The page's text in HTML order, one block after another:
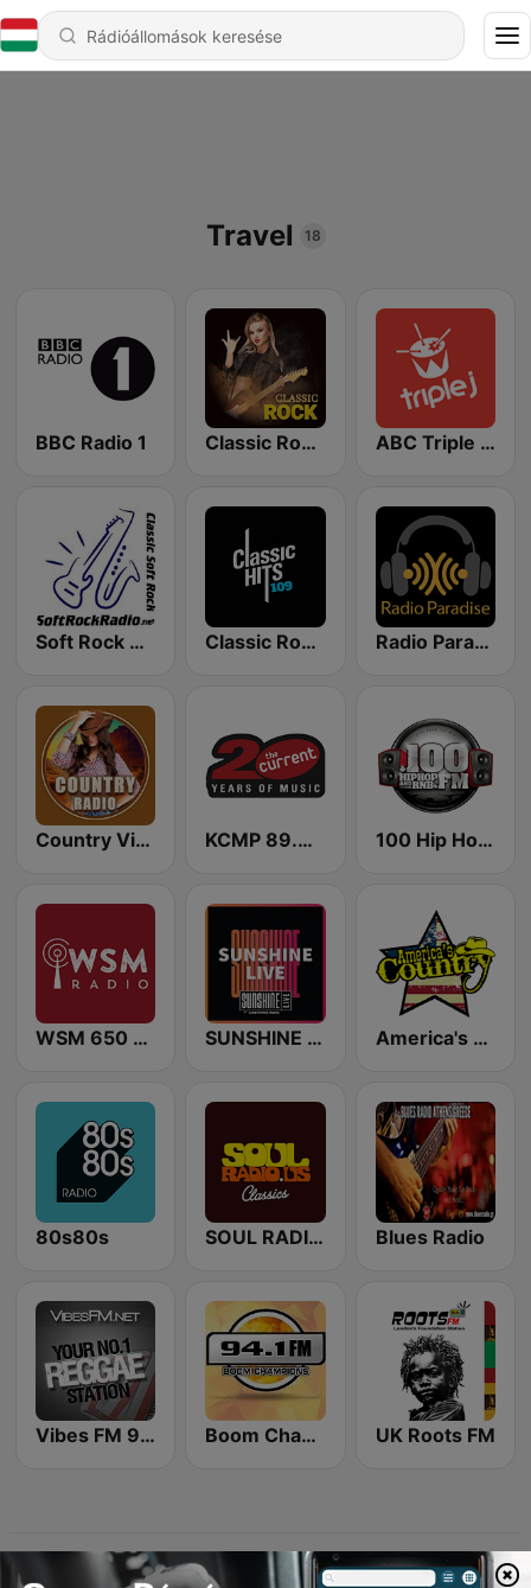
Travel 18
BBC Radio 1 Classic Rock Station ABC Triple J NSW
Soft Rock Radio Classic Rock 109 Radio Paradise
Country Vibes KCMP 89.3 The Current 100 Hip Hop and RNB FM
WSM 650 AM SUNSHINE LIVE America's Country
80s80s SOUL RADIO Classics Blues Radio
Vibes FM 93.8 Boom Champions 94.1 FM UK Roots FM